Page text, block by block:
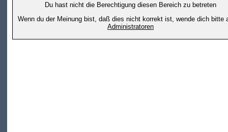
Du hast nicht die Berechtigung diesen Bereich zu betreten
Wenn du der Meinung bist, daß dies nicht korrekt ist, wende dich bitte
Administratoren